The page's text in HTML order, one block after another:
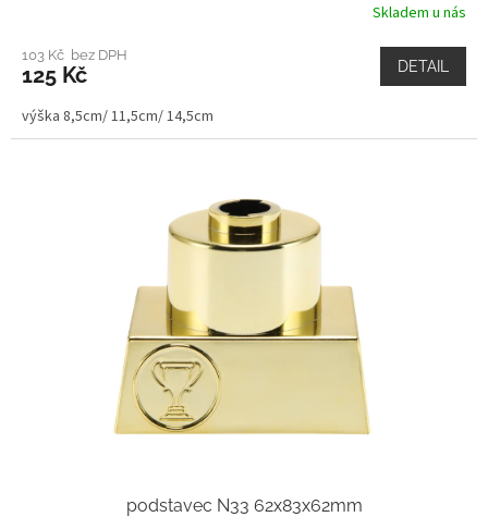
Skladem u nás
103 Kč bez DPH
125 Kč DETAIL
výška 8,5cm/ 11,5cm/ 14,5cm
podstavec N33 62x83x62mm